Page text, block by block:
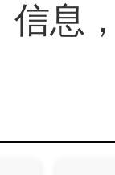
信息